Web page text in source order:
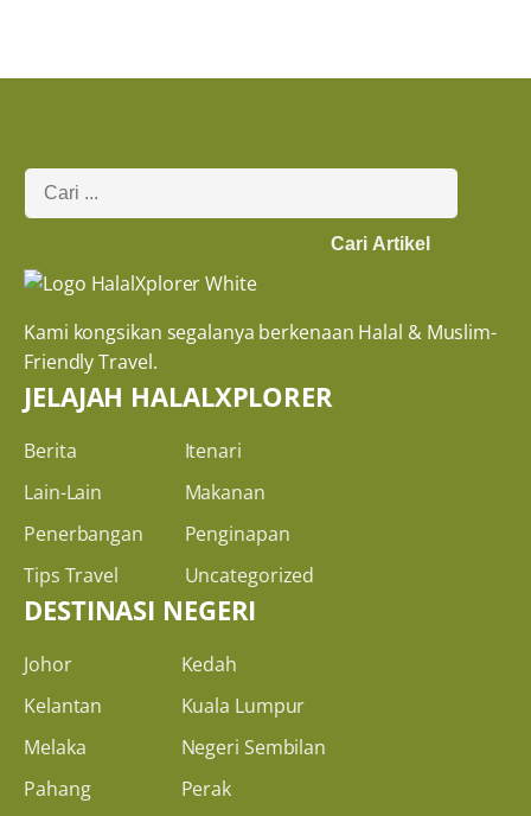
Cari Artikel
Kami kongsikan segalanya berkenaan Halal & Muslim-
Friendly Travel.
JELAJAH HALALXPLORER
Berita
Itenari
Lain-Lain
Makanan
Penerbangan
Penginapan
Tips Travel
Uncategorized
DESTINASI NEGERI
Johor
Kedah
Kelantan
Kuala Lumpur
Melaka
Negeri Sembilan
Pahang
Perak